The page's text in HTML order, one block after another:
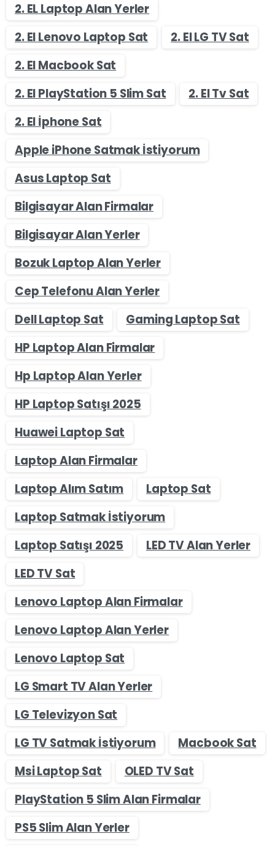
2. EL Laptop Alan Yerler
2. El Lenovo Laptop Sat
2. El LG TV Sat
2. El Macbook Sat
2. El PlayStation 5 Slim Sat
2. El Tv Sat
2. El İphone Sat
Apple iPhone Satmak İstiyorum
Asus Laptop Sat
Bilgisayar Alan Firmalar
Bilgisayar Alan Yerler
Bozuk Laptop Alan Yerler
Cep Telefonu Alan Yerler
Dell Laptop Sat
Gaming Laptop Sat
HP Laptop Alan Firmalar
Hp Laptop Alan Yerler
HP Laptop Satışı 2025
Huawei Laptop Sat
Laptop Alan Firmalar
Laptop Alım Satım
Laptop Sat
Laptop Satmak İstiyorum
Laptop Satışı 2025
LED TV Alan Yerler
LED TV Sat
Lenovo Laptop Alan Firmalar
Lenovo Laptop Alan Yerler
Lenovo Laptop Sat
LG Smart TV Alan Yerler
LG Televizyon Sat
LG TV Satmak İstiyorum
Macbook Sat
Msi Laptop Sat
OLED TV Sat
PlayStation 5 Slim Alan Firmalar
PS5 Slim Alan Yerler